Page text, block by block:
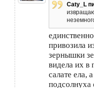
Caty_L
привозила
зернышки
видела их в
салате ела,
подсолнуха